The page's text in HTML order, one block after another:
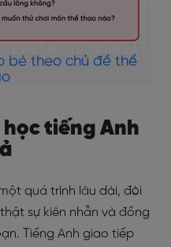
bé theo chủ đề thể
học tiếng Anh
quá trình lâu dài, đòi
sự kiên nhẫn và đồng
Tiếng Anh giao tiếp